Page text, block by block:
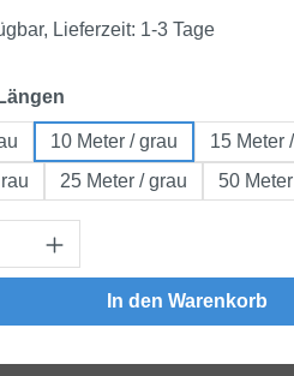
Lieferzeit: 1-3 Tage
auswählen
10 Meter / grau
15 Meter
25 Meter / grau 50
Gib den
In den Warenkorb